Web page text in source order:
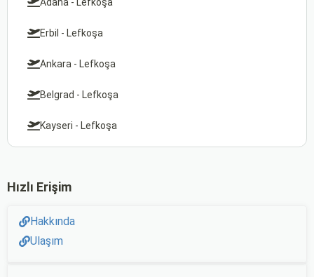
Erbil - Lefkoşa
Ankara - Lefkoşa
Belgrad - Lefkoşa
Kayseri - Lefkoşa
Hızlı Erişim
Hakkında
Ulaşım